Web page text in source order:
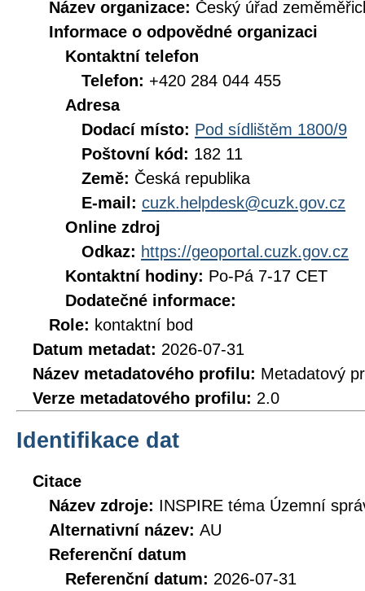
Název organizace: Český úřad
Informace o odpovědné organizaci
Kontaktní telefon
Telefon: +420 284 044 455
Adresa
Dodací místo: Pod sídlištěm 1800/9
Poštovní kód: 182 11
Země: Česká republika
E-mail: cuzk.helpdesk@cuzk.gov.cz
Online zdroj
Odkaz: https://geoportal.cuzk.gov.cz
Kontaktní hodiny: Po-Pá 7-17 CET
Dodatečné informace:
Role: kontaktní bod
Datum metadat: 2026-07-31
Název metadatového profilu: Metadatový
Verze metadatového profilu: 2.0
Identifikace dat
Citace
Název zdroje: INSPIRE téma Územní
Alternativní název: AU
Referenční datum
Referenční datum: 2026-07-31